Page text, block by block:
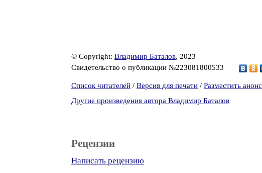
© Copyright: Владимир Баталов, 2023
Свидетельство о публикации №223081800533
Список читателей / Версия для печати / Разместить анонс
Другие произведения автора Владимир Баталов
Рецензии
Написать рецензию